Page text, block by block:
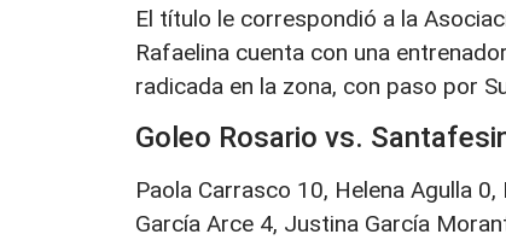
El título le correspondió a la
Rafaelina cuenta con una
radicada en la zona, con paso por
Goleo Rosario vs.
Paola Carrasco 10, Helena Agulla
García Arce 4, Justina García